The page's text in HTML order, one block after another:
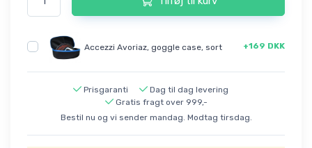
Accezzi Avoriaz, goggle case, sort +169 DKK
Prisgaranti
Dag til dag levering
Gratis fragt over 999,-
Bestil nu og vi sender mandag. Modtag tirsdag.